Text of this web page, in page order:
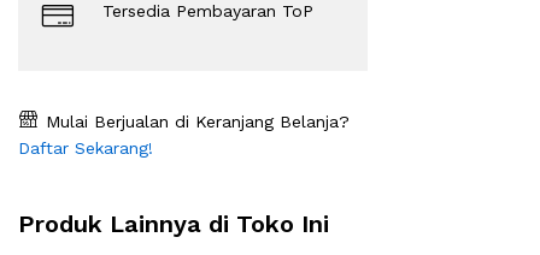
Tersedia Pembayaran ToP
Mulai Berjualan di Keranjang Belanja?
Daftar Sekarang!
Produk Lainnya di Toko Ini